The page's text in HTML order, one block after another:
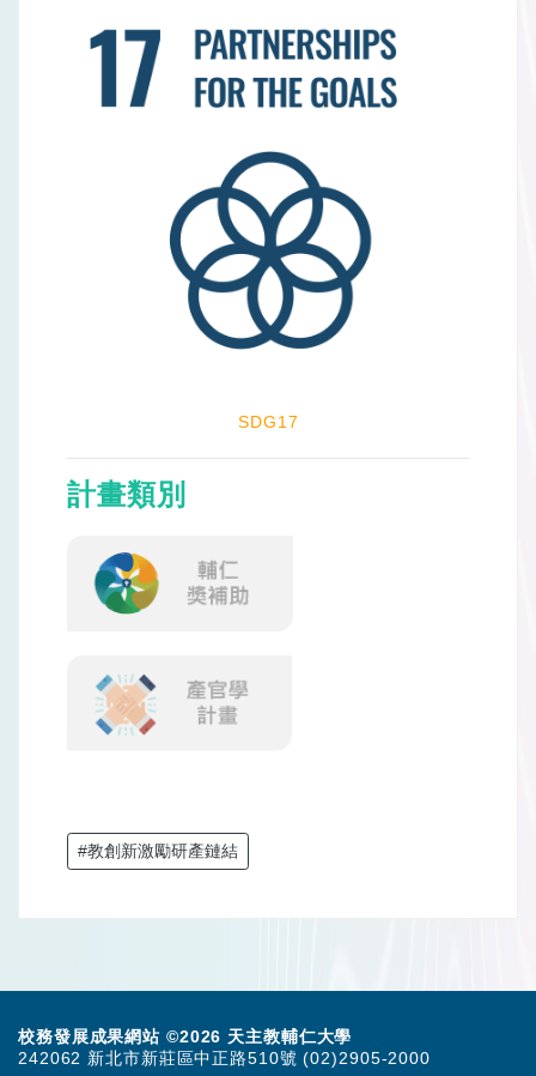
SDG17
計畫類別
#教創新激勵研產鏈結
校務發展成果網站 ©2026 天主教輔仁大學
242062 新北市新莊區中正路510號 (02)2905-2000